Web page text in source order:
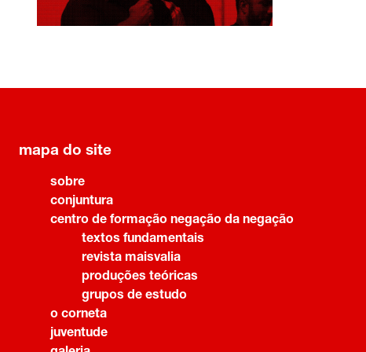
mapa do site
sobre
conjuntura
centro de formação negação da negação
textos fundamentais
revista maisvalia
produções teóricas
grupos de estudo
o corneta
juventude